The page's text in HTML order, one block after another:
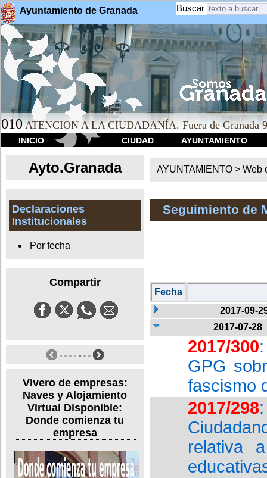
Ayuntamiento de Granada Buscar
010 ATENCION A LA CIUDADANÍA. Fuera de Granada
INICIO CIUDAD AYUNTAMIENTO
Ayto.Granada
Declaraciones
Institucionales
Por fecha
Compartir
Vivero de empresas:
Naves y Alojamiento
Virtual Disponible:
Donde comienza tu
empresa
AYUNTAMIENTO > Web
Seguimiento de
Fecha
2017-09-
2017-07-28
2017/300
GPG
fascismo
2017/298
relativa